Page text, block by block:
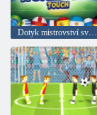
Dotyk mistrovství světa v roce 2018